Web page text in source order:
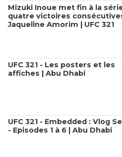
Mizuki Inoue met fin à la
quatre victoires
Jaqueline Amorim | UFC 321
UFC 321 - Les posters et les
affiches | Abu Dhabi
UFC 321 - Embedded : Vlog
- Episodes 1 à 6 | Abu Dhabi